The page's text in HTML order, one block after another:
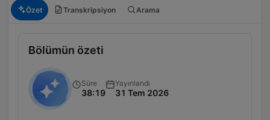
Özet Transkripsiyon Arama
Bölümün özeti
Süre
38:19
Yayınlandı
31 Tem 2026